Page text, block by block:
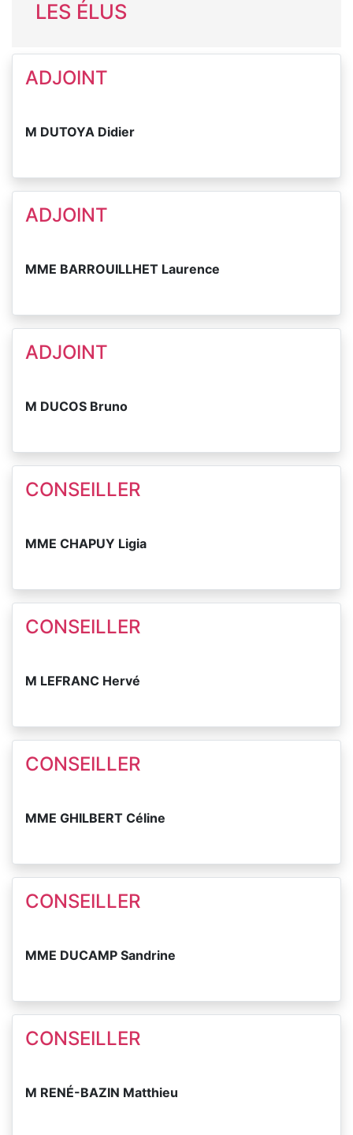
LES ÉLUS
ADJOINT
M DUTOYA Didier
ADJOINT
MME BARROUILLHET Laurence
ADJOINT
M DUCOS Bruno
CONSEILLER
MME CHAPUY Ligia
CONSEILLER
M LEFRANC Hervé
CONSEILLER
MME GHILBERT Céline
CONSEILLER
MME DUCAMP Sandrine
CONSEILLER
M RENÉ-BAZIN Matthieu